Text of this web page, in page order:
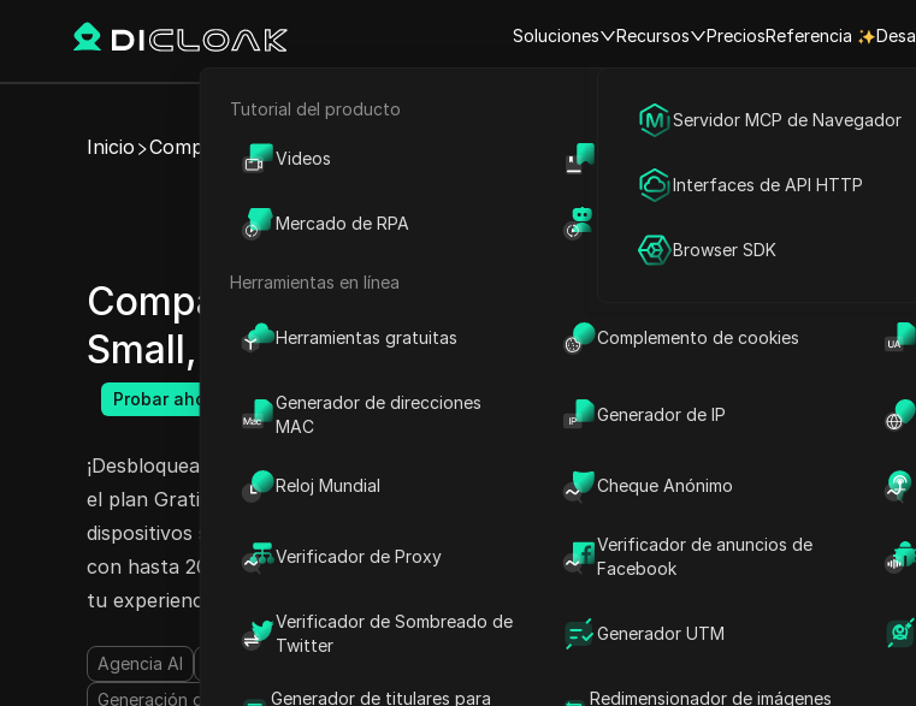
Soluciones
Comercio electrónico Marketing en redes sociales
Publicidad
Compartir cuenta
Recursos
Tutorial del producto
Videos
Mercado de RPA
Herramientas en línea
Herramientas gratuitas Complemento de cookies
Generador de direcciones
MAC
Generador de IP
Reloj Mundial Cheque Anónimo
Verificador de Proxy
Verificador de anuncios de
Facebook
Verificador de Sombreado de
Twitter
Generador UTM
Generador de titulares para
Redimensionador de imágenes
PreciosReferencia
Servidor MCP de Navegador
Interfaces de API HTTP
Browser SDK
Inicio Compartir cuenta
Comparte cuentas de
Comparte sin esfuerzo las cuentas de Mithrin
Small, Mithrin AI Medium y Mithrin AI Large.
Probar ahora
¡Desbloquea el poder de Mithrin AI con nuestra función de compartir cuenta! Ya sea que
el plan Gratis, Pequeño, Mediano o Grande, puedes compartir fácilmente tu cuenta entre
dispositivos sin exponer nunca tus credenciales o contraseñas. Disfruta de una
con hasta 20 agentes en el plan Grande, o comienza con solo 1 agente en el plan Gratis.
tu experiencia con Mithrin AI sea más flexible y segura hoy!
Agencia AI
Generación de Leads con AI
Atención al Cliente AI Planificación con AI